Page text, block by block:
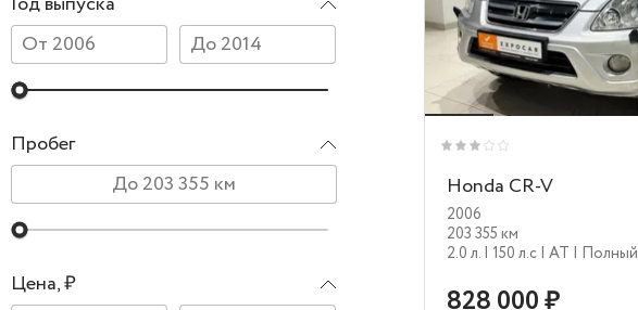
Пробег
Цена, ₽
Honda CR-V
2006
203 355 км
2.0 л. | 150 л.c | AT | Полный
828 000 ₽